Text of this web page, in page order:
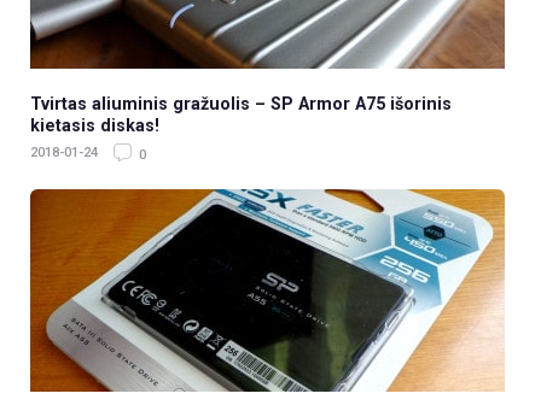
Tvirtas aliuminis gražuolis – SP Armor A75 išorinis
kietasis diskas!
2018-01-24 0